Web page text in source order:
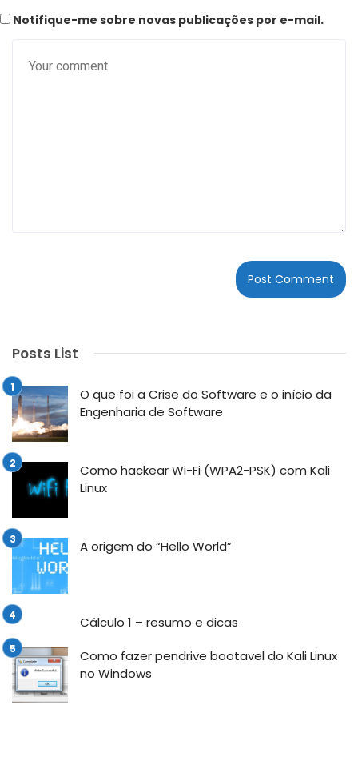
Notifique-me sobre novas publicações por e-mail.
Posts List
O que foi a Crise do Software e o início da
Engenharia de Software
Como hackear Wi-Fi (WPA2-PSK) com Kali
Linux
A origem do “Hello World”
Cálculo 1 – resumo e dicas
Como fazer pendrive bootavel do Kali Linux
no Windows